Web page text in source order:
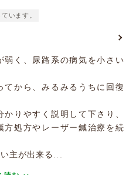
います。
弱く、尿路系の病気を小さい
てから、みるみるうちに回復
りやすく説明して下さり、
方処方やレーザー鍼治療を続
主が出来る...